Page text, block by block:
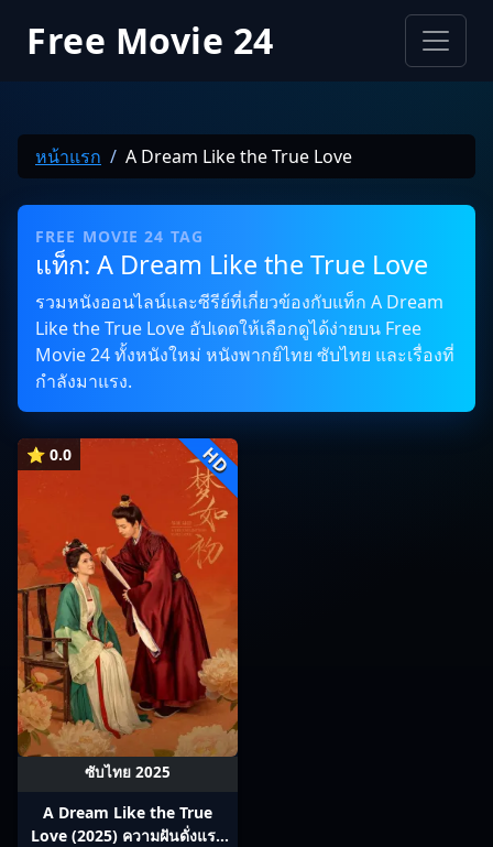
Free Movie 24
หน้าแรก A Dream Like the True Love
FREE MOVIE 24 TAG
แท็ก: A Dream Like the True Love
รวมหนังออนไลน์และซีรีย์ที่เกี่ยวข้องกับแท็ก A Dream
Like the True Love อัปเดตให้เลือกดูได้ง่ายบน Free
Movie 24 ทั้งหนังใหม่ หนังพากย์ไทย ซับไทย และเรื่องที่
กำลังมาแรง.
⭐ 0.0 HD
ซับไทย 2025
A Dream Like the True
Love (2025) ความฝันดั่งแรก